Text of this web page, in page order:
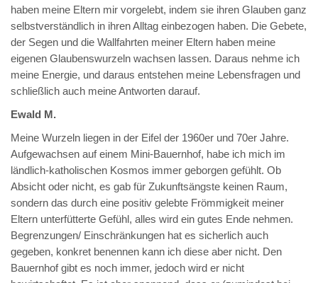
haben meine Eltern mir vorgelebt, indem sie ihren Glauben ganz
selbstverständlich in ihren Alltag einbezogen haben. Die Gebete,
der Segen und die Wallfahrten meiner Eltern haben meine
eigenen Glaubenswurzeln wachsen lassen. Daraus nehme ich
meine Energie, und daraus entstehen meine Lebensfragen und
schließlich auch meine Antworten darauf.
Ewald M.
Meine Wurzeln liegen in der Eifel der 1960er und 70er Jahre.
Aufgewachsen auf einem Mini-Bauernhof, habe ich mich im
ländlich-katholischen Kosmos immer geborgen gefühlt. Ob
Absicht oder nicht, es gab für Zukunftsängste keinen Raum,
sondern das durch eine positiv gelebte Frömmigkeit meiner
Eltern unterfütterte Gefühl, alles wird ein gutes Ende nehmen.
Begrenzungen/ Einschränkungen hat es sicherlich auch
gegeben, konkret benennen kann ich diese aber nicht. Den
Bauernhof gibt es noch immer, jedoch wird er nicht